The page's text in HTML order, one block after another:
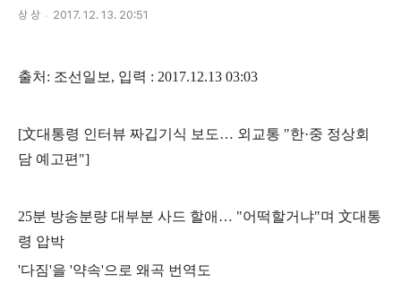
상 상 2017. 12. 13. 20:51
출처 : 조선일보 , 입력 : 2017.12.13 03:03
[文대통령 인터뷰 짜깁기식 보도… 외교통 "한·중 정상회
담 예고편 "]
25분 방송분량 대부분 사드 할애 … "어떡할거냐"며 文대통
령 압박
'다짐'을 '약속'으로 왜곡 번역도